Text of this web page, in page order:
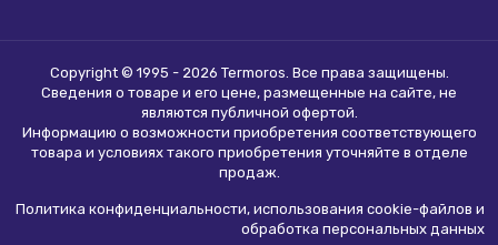
Copyright © 1995 - 2026 Termoros. Все права защищены.
Сведения о товаре и его цене, размещенные на сайте, не
являются публичной офертой.
Информацию о возможности приобретения соответствующего
товара и условиях такого приобретения уточняйте в отделе
продаж.
Политика конфиденциальности, использования сookie-файлов и
обработка персональных данных